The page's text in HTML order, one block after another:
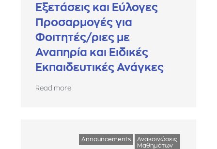
Εξετάσεις και Εύλογες
Προσαρμογές για
Φοιτητές/ριες με
Αναπηρία και Ειδικές
Εκπαιδευτικές Ανάγκες
Read more
Announcements
Ανακοινώσεις
Μαθημάτων